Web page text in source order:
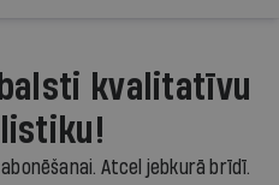
kvalitatīvu
Atcel jebkurā brīdī.